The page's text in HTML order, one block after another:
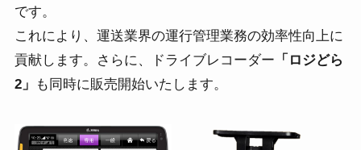
です。
これにより、運送業界の運行管理業務の効率性向上に
貢献します。さらに、ドライブレコーダー 「ロジどら
2」
も同時に販売開始いたします。